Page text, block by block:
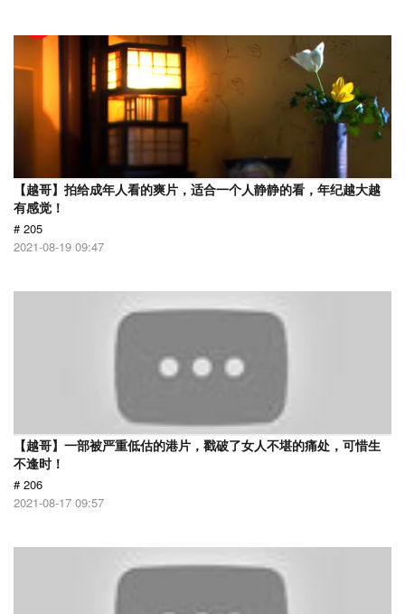
【越哥】拍给成年人看的爽片，适合一个人静静的看，年纪越大越
有感觉！
# 205
2021-08-19 09:47
【越哥】一部被严重低估的港片，戳破了女人不堪的痛处，可惜生
不逢时！
# 206
2021-08-17 09:57